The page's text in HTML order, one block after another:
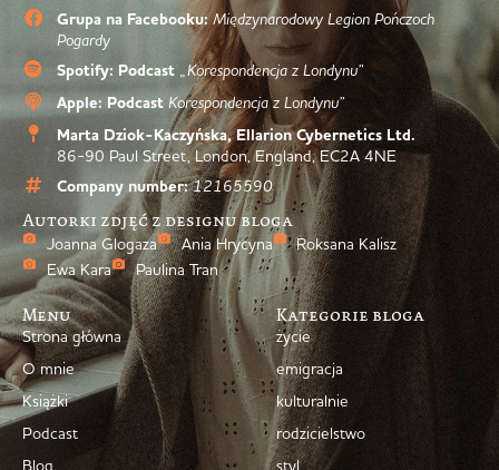
Grupa na Facebooku: Międzynarodowy Legion Pończoch
Pogardy
Spotify: Podcast „Korespondencja z Londynu”
Apple: Podcast Korespondencja z Londynu”
Marta Dziok-Kaczyńska, Ellarion Cybernetics Ltd.
86-90 Paul Street, London, England, EC2A 4NE
Company number: 12165590
Autorki zdjęć z designu bloga
Joanna Glogaza Ania Hrycyna
Roksana Kalisz
Ewa Kara
Paulina Tran
Menu
Strona główna
O mnie
Książki
Podcast
Blog
Kategorie bloga
życie
emigracja
kulturalnie
rodzicielstwo
styl